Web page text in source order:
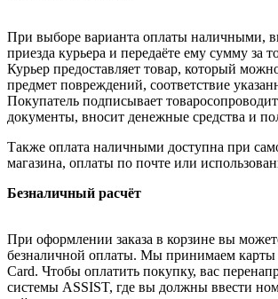
При выборе варианта оплаты наличными,
приезда курьера и передаёте ему сумму за
Курьер предоставляет товар, который
предмет повреждений, соответствие
Покупатель подписывает
документы, вносит денежные средства и
Также оплата наличными доступна при
магазина, оплаты по почте или
Безналичный расчёт
При оформлении заказа в корзине вы
безналичной оплаты. Мы принимаем карты
Card. Чтобы оплатить покупку, вас
системы ASSIST, где вы должны ввести